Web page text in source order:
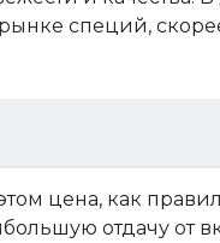
специй,
цена, как
отдачу от